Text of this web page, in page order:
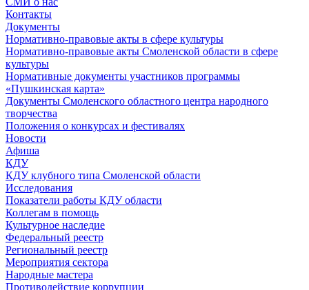
Контакты
Документы
Нормативно-правовые акты в сфере культуры
Нормативно-правовые акты Смоленской области в сфере
культуры
Нормативные документы участников программы
«Пушкинская карта»
Документы Смоленского областного центра народного
творчества
Положения о конкурсах и фестивалях
Новости
Афиша
КДУ
КДУ клубного типа Смоленской области
Исследования
Показатели работы КДУ области
Коллегам в помощь
Культурное наследие
Федеральный реестр
Региональный реестр
Мероприятия сектора
Народные мастера
Противодействие коррупции